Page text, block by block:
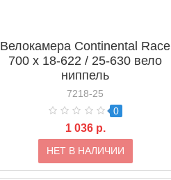
Велокамера Continental Race
700 x 18-622 / 25-630 вело
ниппель
7218-25
0
1 036 р.
НЕТ В НАЛИЧИИ